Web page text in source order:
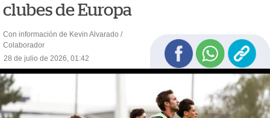
clubes de Europa
Con información de Kevin Alvarado /
Colaborador
28 de julio de 2026, 01:42